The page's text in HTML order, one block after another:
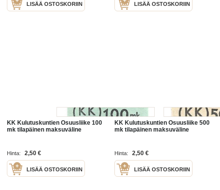
LISÄÄ OSTOSKORIIN LISÄÄ OSTOSKORIIN
KK Kulutuskuntien Osuusliike 100
mk tilapäinen maksuväline
Hinta: 2,50 €
LISÄÄ OSTOSKORIIN
KK Kulutuskuntien Osuusliike 500
mk tilapäinen maksuväline
Hinta: 2,50 €
LISÄÄ OSTOSKORIIN